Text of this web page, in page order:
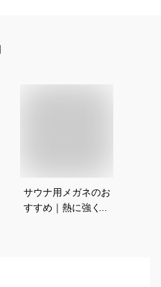
サウナ用メガネのお
すすめ｜熱に強く曇